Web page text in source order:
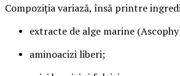
Compoziția variază, însă printre
extracte de alge marine
aminoacizi liberi;